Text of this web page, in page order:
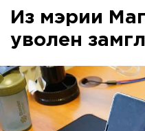
Из мэрии
уволен